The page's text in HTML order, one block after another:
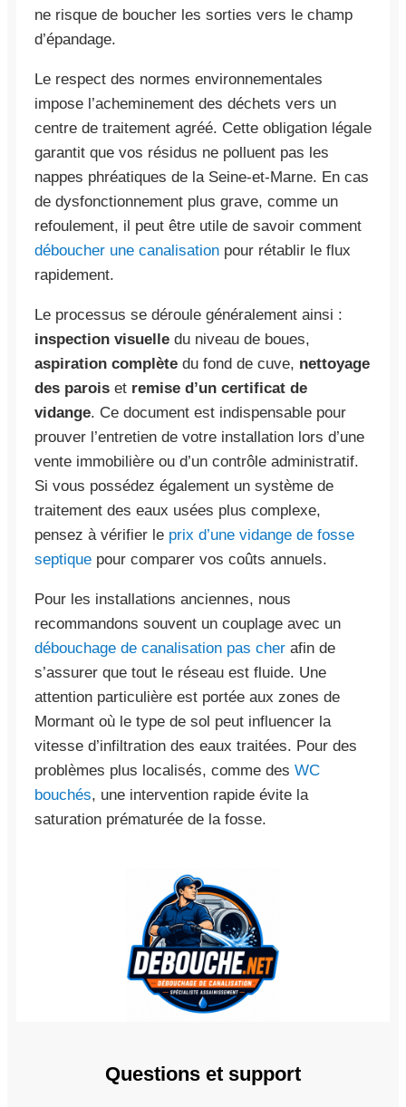
ne risque de boucher les sorties vers le champ
d’épandage.
Le respect des normes environnementales
impose l’acheminement des déchets vers un
centre de traitement agréé. Cette obligation légale
garantit que vos résidus ne polluent pas les
nappes phréatiques de la Seine-et-Marne. En cas
de dysfonctionnement plus grave, comme un
refoulement, il peut être utile de savoir comment
déboucher une canalisation pour rétablir le flux
rapidement.
Le processus se déroule généralement ainsi :
inspection visuelle du niveau de boues,
aspiration complète du fond de cuve, nettoyage
des parois et remise d’un certificat de
vidange. Ce document est indispensable pour
prouver l’entretien de votre installation lors d’une
vente immobilière ou d’un contrôle administratif.
Si vous possédez également un système de
traitement des eaux usées plus complexe,
pensez à vérifier le prix d’une vidange de fosse
septique pour comparer vos coûts annuels.
Pour les installations anciennes, nous
recommandons souvent un couplage avec un
débouchage de canalisation pas cher afin de
s’assurer que tout le réseau est fluide. Une
attention particulière est portée aux zones de
Mormant où le type de sol peut influencer la
vitesse d’infiltration des eaux traitées. Pour des
problèmes plus localisés, comme des WC
bouchés, une intervention rapide évite la
saturation prématurée de la fosse.
Questions et support